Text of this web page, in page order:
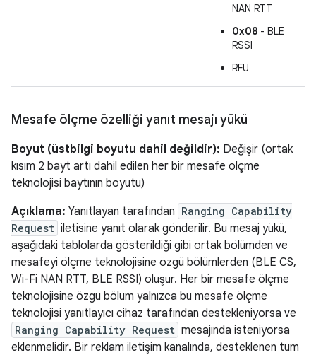
NAN RTT
0x08 - BLE
RSSI
RFU
Mesafe ölçme özelliği yanıt mesajı yükü
Boyut (üstbilgi boyutu dahil değildir): Değişir (ortak
kısım 2 bayt artı dahil edilen her bir mesafe ölçme
teknolojisi baytının boyutu)
Açıklama: Yanıtlayan tarafından Ranging Capability
Request iletisine yanıt olarak gönderilir. Bu mesaj yükü,
aşağıdaki tablolarda gösterildiği gibi ortak bölümden ve
mesafeyi ölçme teknolojisine özgü bölümlerden (BLE CS,
Wi-Fi NAN RTT, BLE RSSI) oluşur. Her bir mesafe ölçme
teknolojisine özgü bölüm yalnızca bu mesafe ölçme
teknolojisi yanıtlayıcı cihaz tarafından destekleniyorsa ve
Ranging Capability Request mesajında isteniyorsa
eklenmelidir. Bir reklam iletişim kanalında, desteklenen tüm